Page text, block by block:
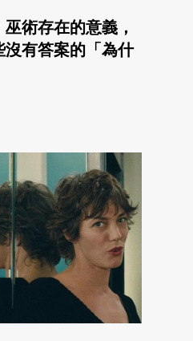
巫術存在的意義，
沒有答案的「為什